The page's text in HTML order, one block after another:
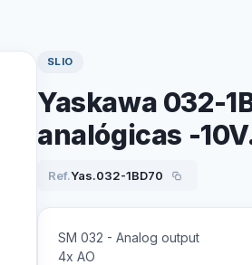
SLIO
Yaskawa 032-
analógicas -
Ref.Yas.032-1BD70
SM 032 - Analog output
4x AO